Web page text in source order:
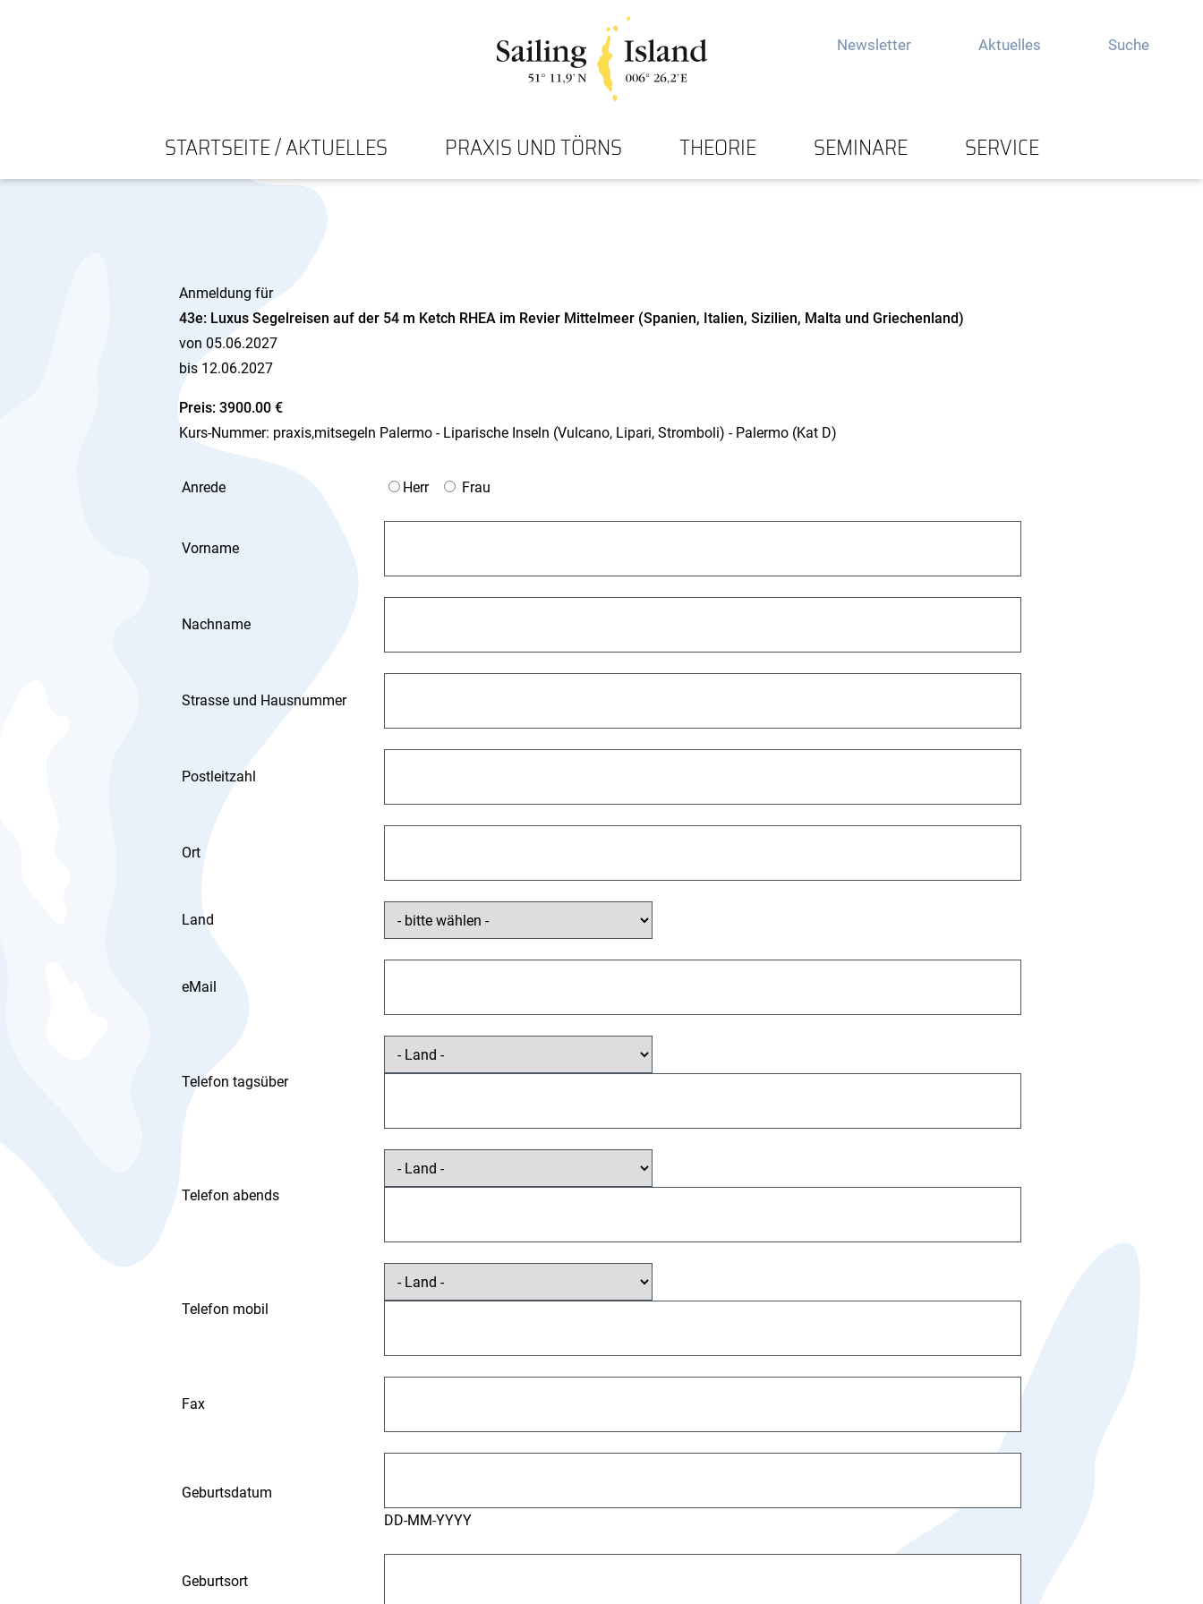
Newsletter Aktuelles Suche
STARTSEITE / AKTUELLES PRAXIS UND TÖRNS THEORIE SEMINARE SERVICE
Anmeldung für
43e: Luxus Segelreisen auf der 54 m Ketch RHEA im Revier Mittelmeer (Spanien, Italien, Sizilien, Malta und Griechenland)
von 05.06.2027
bis 12.06.2027
Preis: 3900.00 €
Kurs-Nummer: praxis,mitsegeln Palermo - Liparische Inseln (Vulcano, Lipari, Stromboli) - Palermo (Kat D)
Anrede Herr Frau
Vorname
Nachname
Strasse und Hausnummer
Postleitzahl
Ort
Land
eMail
Telefon tagsüber
Telefon abends
Telefon mobil
Fax
Geburtsdatum
DD-MM-YYYY
Geburtsort